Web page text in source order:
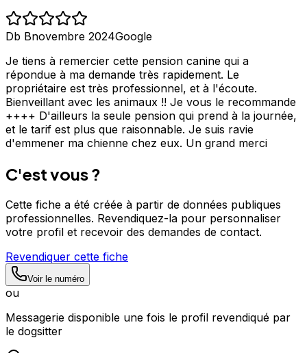
Db Bnovembre 2024Google
Je tiens à remercier cette pension canine qui a
répondue à ma demande très rapidement. Le
propriétaire est très professionnel, et à l'écoute.
Bienveillant avec les animaux !! Je vous le recommande
++++ D'ailleurs la seule pension qui prend à la journée,
et le tarif est plus que raisonnable. Je suis ravie
d'emmener ma chienne chez eux. Un grand merci
C'est vous ?
Cette fiche a été créée à partir de données publiques
professionnelles. Revendiquez-la pour personnaliser
votre profil et recevoir des demandes de contact.
Revendiquer cette fiche
Voir le numéro
ou
Messagerie disponible une fois le profil revendiqué par
le dogsitter